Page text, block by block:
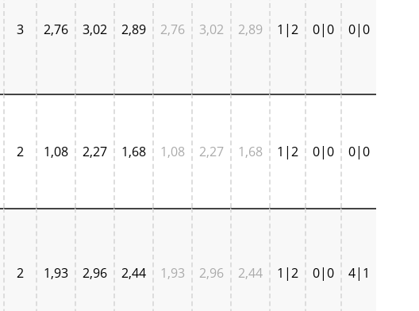
3 2,76 3,02 2,89 2,76 3,02 2,89 1|2 0|0 0|0
2 1,08 2,27 1,68 1,08 2,27 1,68 1|2 0|0 0|0
2 1,93 2,96 2,44 1,93 2,96 2,44 1|2 0|0 4|1